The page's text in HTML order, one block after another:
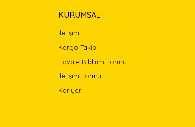
Bu ürüne benzer farklı alternatifler olmalı.
KURUMSAL
İletişim
Kargo Takibi
Havale Bildirim Formu
İletişim Formu
Kariyer